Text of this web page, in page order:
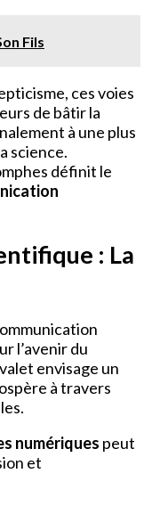
Fils
ces voies
de bâtir la
à une plus
science.
définit le
: La
l’avenir du
envisage un
à travers
numériques peut
et